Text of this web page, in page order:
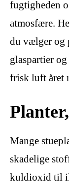
fugtigheden
atmosfære.
du vælger og
glaspartier
frisk luft året
Mange
skadelige
kuldioxid til